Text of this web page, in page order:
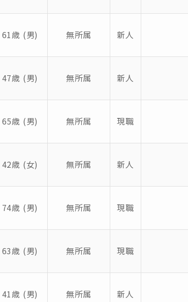
61歳 (男) 無所属 新人
47歳 (男) 無所属 新人
65歳 (男) 無所属 現職
42歳 (女) 無所属 新人
74歳 (男) 無所属 現職
63歳 (男) 無所属 現職
41歳 (男) 無所属 新人